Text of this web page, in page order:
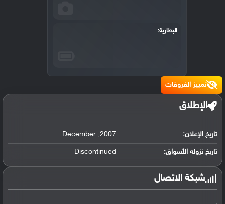
البطارية:
،
تمييز الفروقات
الإطلاق
تاريخ الإعلان: 2007
,
December
تاريخ نزوله الأسواق: Discontinued
شبكة الاتصال